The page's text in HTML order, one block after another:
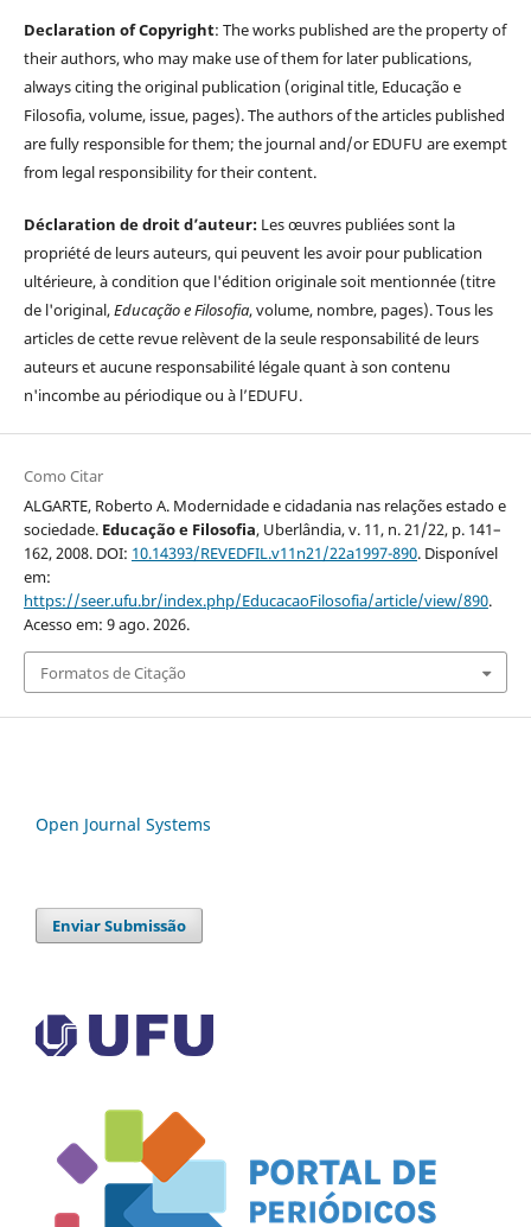
Declaration of Copyright: The works published are the property of
their authors, who may make use of them for later publications,
always citing the original publication (original title, Educação e
Filosofia, volume, issue, pages). The authors of the articles published
are fully responsible for them; the journal and/or EDUFU are exempt
from legal responsibility for their content.
Déclaration de droit d’auteur: Les œuvres publiées sont la
propriété de leurs auteurs, qui peuvent les avoir pour publication
ultérieure, à condition que l'édition originale soit mentionnée (titre
de l'original,Educação e Filosofia, volume, nombre, pages). Tous les
articles de cette revue relèvent de la seule responsabilité de leurs
auteurs et aucune responsabilité légale quant à son contenu
n'incombe au périodique ou à l’EDUFU.
Como Citar
ALGARTE, Roberto A. Modernidade e cidadania nas relações estado e
sociedade. Educação e Filosofia, Uberlândia, v. 11, n. 21/22, p. 141–
162, 2008. DOI: 10.14393/REVEDFIL.v11n21/22a1997-890. Disponível
em:
https://seer.ufu.br/index.php/EducacaoFilosofia/article/view/890.
Acesso em: 9 ago. 2026.
Formatos de Citação
Open Journal Systems
Enviar Submissão